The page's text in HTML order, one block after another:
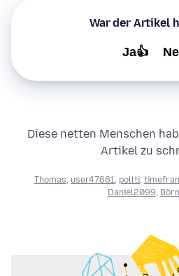
War der Artikel
Ja👍
Diese netten Menschen
Artikel zu
Thomas user47661 pollti
Daniel2099